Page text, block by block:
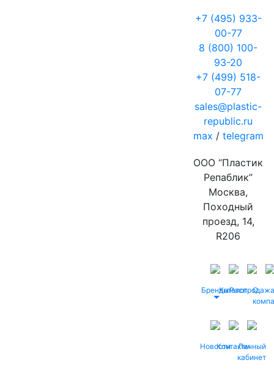
+7 (495) 933-
00-77
8 (800) 100-
93-20
+7 (499) 518-
07-77
sales@plastic-
republic.ru
max / telegram
ООО “Пластик
Репаблик”
Москва,
Походный
проезд, 14,
R206
БрендыКаталог
Распродажа
О
НовостиКонтактыЛичный
кабинет